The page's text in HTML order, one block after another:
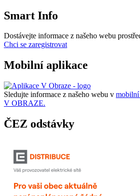
Smart Info
Dostávejte informace z našeho webu
Chci se zaregistrovat
Mobilní aplikace
Sledujte informace z našeho webu v
V OBRAZE.
ČEZ odstávky